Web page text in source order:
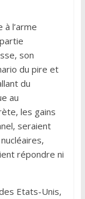
l’arme
son
du pire et
du
au
les gains
seraient
répondre ni
Etats-Unis,